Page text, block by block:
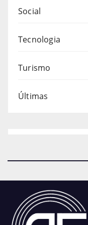
Social
Tecnologia
Turismo
Últimas